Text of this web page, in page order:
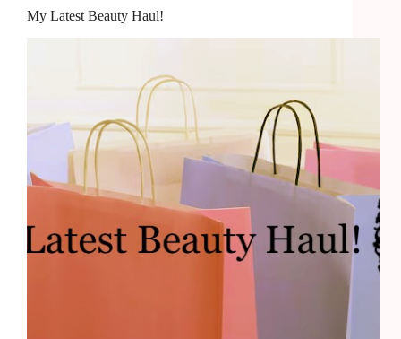
My Latest Beauty Haul!